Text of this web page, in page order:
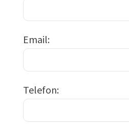
Email
Telefon